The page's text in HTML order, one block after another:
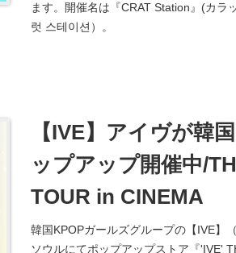
ます。開催名は『CRAT Station』(カラ
럿 스테이션）。
【IVE】アイヴが韓
ップアップ開催中/
TOUR in CINEMA
韓国KPOPガールズグループの【IVE】
ソウルにてポップアップストア『'IVE'